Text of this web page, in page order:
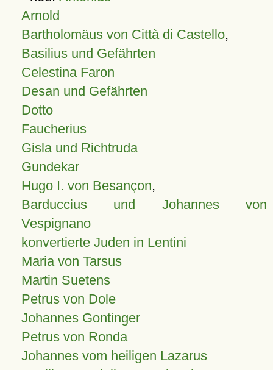
Arnold
Bartholomäus von Città di Castello,
Basilius und Gefährten
Celestina Faron
Desan und Gefährten
Dotto
Faucherius
Gisla und Richtruda
Gundekar
Hugo I. von Besançon,
Barduccius und Johannes von
Vespignano
konvertierte Juden in Lentini
Maria von Tarsus
Martin Suetens
Petrus von Dole
Johannes Gontinger
Petrus von Ronda
Johannes vom heiligen Lazarus